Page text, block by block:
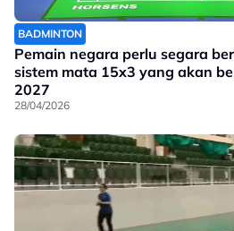
BADMINTON
Pemain negara perlu segara
sistem mata 15x3 yang akan
2027
28/04/2026